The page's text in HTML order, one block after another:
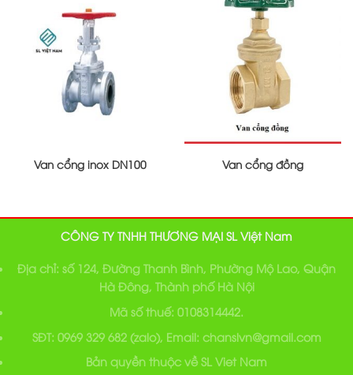
Van cổng inox DN100 Van cổng đồng
CÔNG TY TNHH THƯƠNG MẠI SL Việt Nam
Địa chỉ: số 124, Đường Thanh Bình, Phường Mộ Lao, Quận
Hà Đông, Thành phố Hà Nội
Mã số thuế: 0108314442.
SĐT: 0969 329 682 (zalo), Email: chanslvn@gmail.com
Bản quyền thuộc về SL Viet Nam